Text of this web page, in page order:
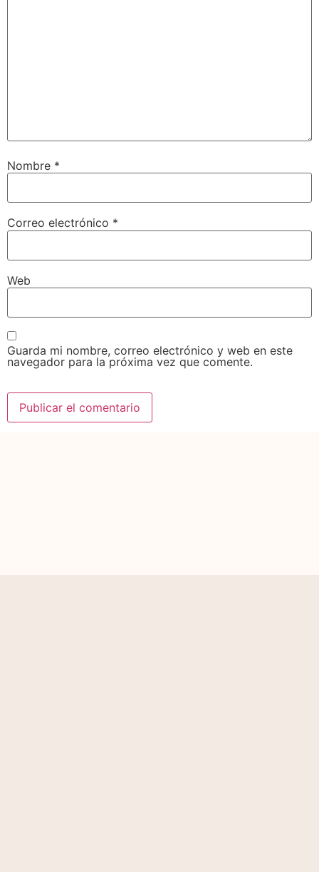
Nombre *
Correo electrónico *
Web
Guarda mi nombre, correo electrónico y web en este
navegador para la próxima vez que comente.